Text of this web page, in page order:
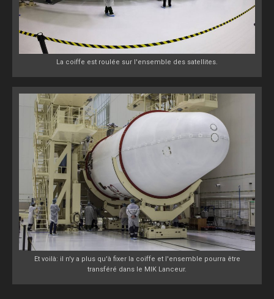
La coiffe est roulée sur l'ensemble des satellites.
Et voilà: il n'y a plus qu'à fixer la coiffe et l'ensemble pourra être
transféré dans le MIK Lanceur.